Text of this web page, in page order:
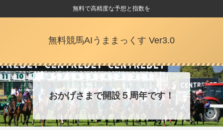
無料で高精度な予想と指数を
無料競馬AIうままっくす Ver3.0
おかげさまで開設５周年です！